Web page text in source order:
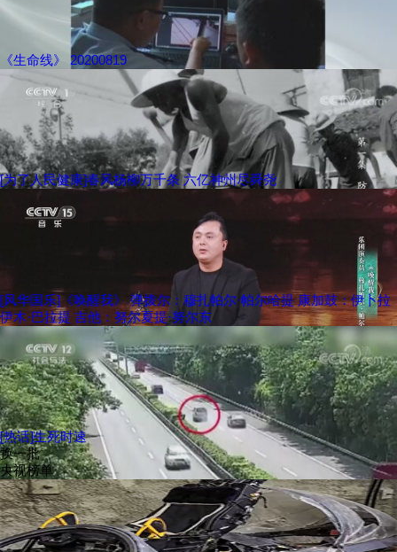
《生命线》 20200819
[为了人民健康]春风杨柳万千条 六亿神州尽舜尧
[风华国乐]《唤醒我》 弹拨尔：穆扎帕尔·帕尔哈提 康加鼓：伊卜拉
伊木·巴拉提 吉他：努尔夏提·努尔东
[热话]生死时速
换一批
央视榜单